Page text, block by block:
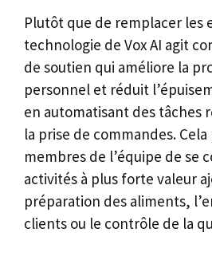
Plutôt que de remplacer les
technologie de Vox AI agit
de soutien qui améliore la
personnel et réduit
en automatisant des tâches
la prise de commandes.
membres de l’équipe de se
activités à plus forte valeur
préparation des aliments,
clients ou le contrôle de la